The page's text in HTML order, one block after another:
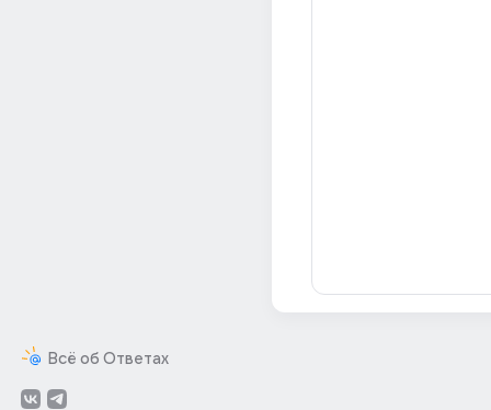
Всё об Ответах